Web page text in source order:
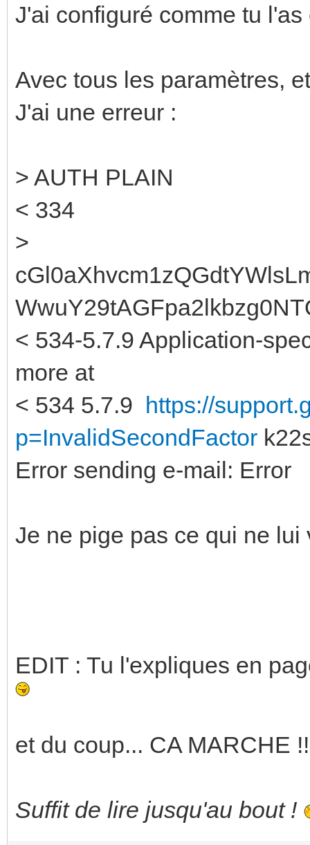
J'ai configuré comme tu
Avec tous les paramètres,
J'ai une erreur :
> AUTH PLAIN
< 334
>
< 534-5.7.9 Application-
more at
< 534 5.7.9 https://
p=InvalidSecondFactor
Error sending e-mail: Error
Je ne pige pas ce qui ne
EDIT : Tu l'expliques en
et du coup... CA MARCHE
Suffit de lire jusqu'au bout !